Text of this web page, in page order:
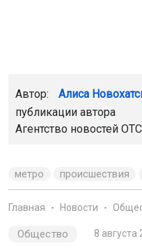
Автор: Алиса
публикации автора
Агентство новостей
метро происшествия
Главная Новости
Общество 8 августа